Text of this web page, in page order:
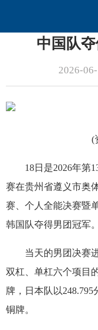
中国队
2026-
(
18日是2026年第
赛在贵州省遵义市奥
赛、个人全能决赛暨
韩国队夺得男团冠军。
当天的男团决赛
双杠、单杠六个项目
牌，日本队以
铜牌。